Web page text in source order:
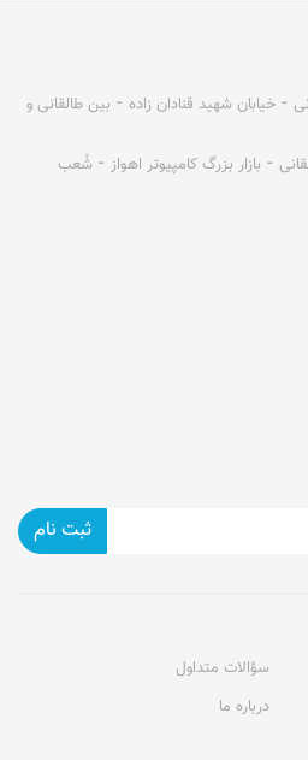
⁃ خیابان شهید قنادان زاده ⁃ بین طالقانی و
⁃ بازار بزرگ کامپیوتر اهواز ⁃ شُعب
ثبت نام
سؤالات متداول
درباره ما